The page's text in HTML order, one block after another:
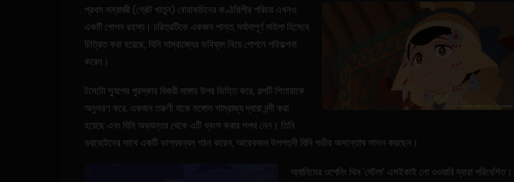
প্রথম সম্রাজ্ঞী (গ্রেট খাতুন) বোরাকচিনের কণ্ঠশিল্পীর পরিচয় এখনও
একটি গোপন রহস্য। চরিত্রটিকে একজন শান্ত, মর্যাদাপূর্ণ মহিলা হিসেবে
চিত্রিত করা হয়েছে, যিনি সাম্রাজ্যের ভবিষ্যৎ নিয়ে গোপনে পরিকল্পনা
করেন।
টমেটো স্যুপের পুরস্কার বিজয়ী মাঙ্গার উপর ভিত্তি করে, গল্পটি শিতারাকে
অনুসরণ করে, একজন তরুণী যাকে মঙ্গোল সাম্রাজ্য দ্বারা বন্দী করা
হয়েছে এবং যিনি অভ্যন্তর থেকে এটি ধ্বংস করার শপথ নেন। তিনি
ডরবেটেনের সাথে একটি ভাগ্যবন্ধন গঠন করেন, আরেকজন উপপত্নী যিনি গভীর অসন্তোষ লালন করছেন।
অ্যানিমের ওপেনিং থিম 'স্টেলা' এসইকাই নো ওওয়ারি দ্বারা পরিবেশিত।